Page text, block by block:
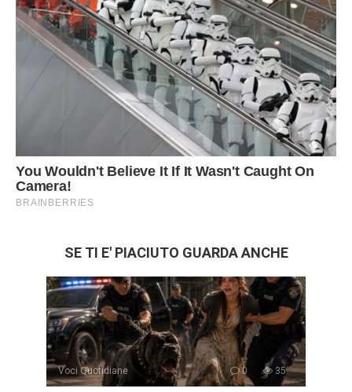
SE TI E' PIACIUTO GUARDA ANCHE
Voci Quotidiane 0 35